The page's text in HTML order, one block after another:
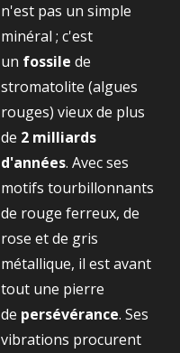
n'est pas un simple
minéral ; c'est
un fossile de
stromatolite (algues
rouges) vieux de plus
de 2 milliards
d'années. Avec ses
motifs tourbillonnants
de rouge ferreux, de
rose et de gris
métallique, il est avant
tout une pierre
de persévérance. Ses
vibrations procurent